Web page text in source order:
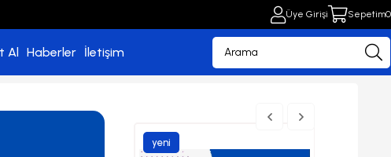
Üye Girişi Sepetim0
Al Haberler İletişim
yeni